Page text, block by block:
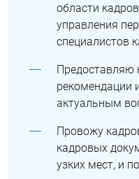
области
управления
специалистов
Предоставляю
рекомендации
актуальным
Провожу
кадровых
узких мест, и